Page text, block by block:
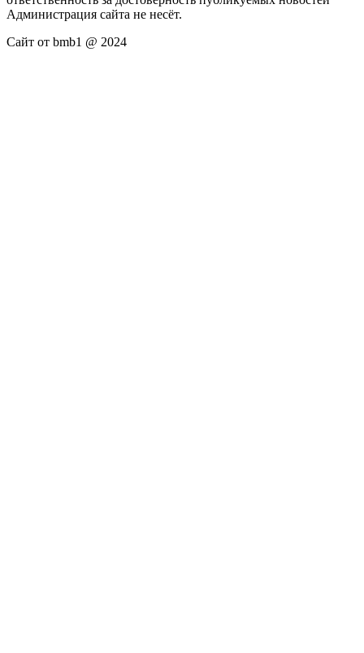
Администрация сайта не несёт.
Сайт от bmb1 @ 2024